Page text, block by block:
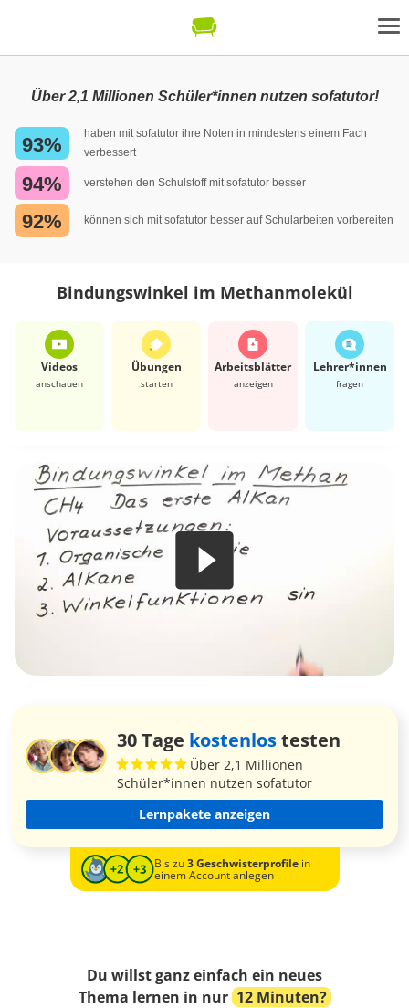
Über 2,1 Millionen Schüler*innen nutzen sofatutor!
93%
haben mit sofatutor ihre Noten in mindestens einem Fach
verbessert
94% verstehen den Schulstoff mit sofatutor besser
92% können sich mit sofatutor besser auf Schularbeiten vorbereiten
Bindungswinkel im Methanmolekül
Videos
anschauen
Übungen
starten
Arbeits­blätter
anzeigen
Lehrer*​innen
fragen
30 Tage kostenlostesten
Über 2,1 Millionen
Schüler*innen nutzen sofatutor
Lernpakete anzeigen
Bis zu3 Geschwisterprofilein
einem Account anlegen
Du willst ganz einfach ein neues
Thema lernen in nur 12 Minuten?